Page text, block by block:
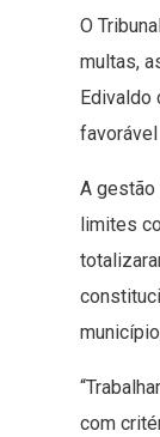
O
multas,
A gestão
limites
com